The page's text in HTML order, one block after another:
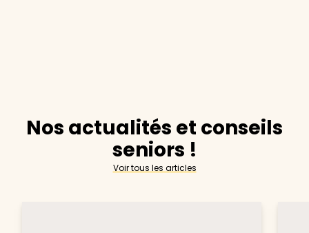
Nos actualités et conseils
seniors !
Voir tous les articles